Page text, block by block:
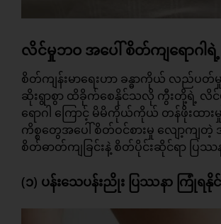
လိင်မှုဘဝ အပေါ် စိတ်ကျရောဂ
စိတ်ကျန်းမာရေးဟာ ခန္ဓာကိုယ် လည်ပတ်
ဆိုးရွာစွာ ထိခိုက်စေနိုင်သလို ကွီးတို့ရဲ့ လိင်မှု
ရောဂါ ကြောင့် မိမိကိုယ်ကိုယ် တန်ဖိုးထား
ကိစ္စတွေအပေါ် စိတ်ဝင်စားမှု လျော့ကျတဲ့
စိတ်ဓာတ်ကျခြင်းနဲ့ စိတ်ပိုင်းဆိုင်ရာ ပ
(၁) ပန်းသေပန်းညိုး ပြဿနာ ကြုံရ